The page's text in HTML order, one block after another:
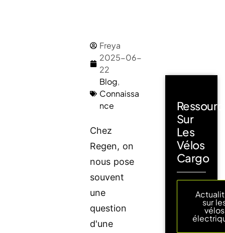
Freya
2025-06-
22
Blog,
Connaissa
nce
Chez
Regen, on
nous pose
souvent
une
question
d'une
Sur
Les
Vélos
Cargo
sur
vélos